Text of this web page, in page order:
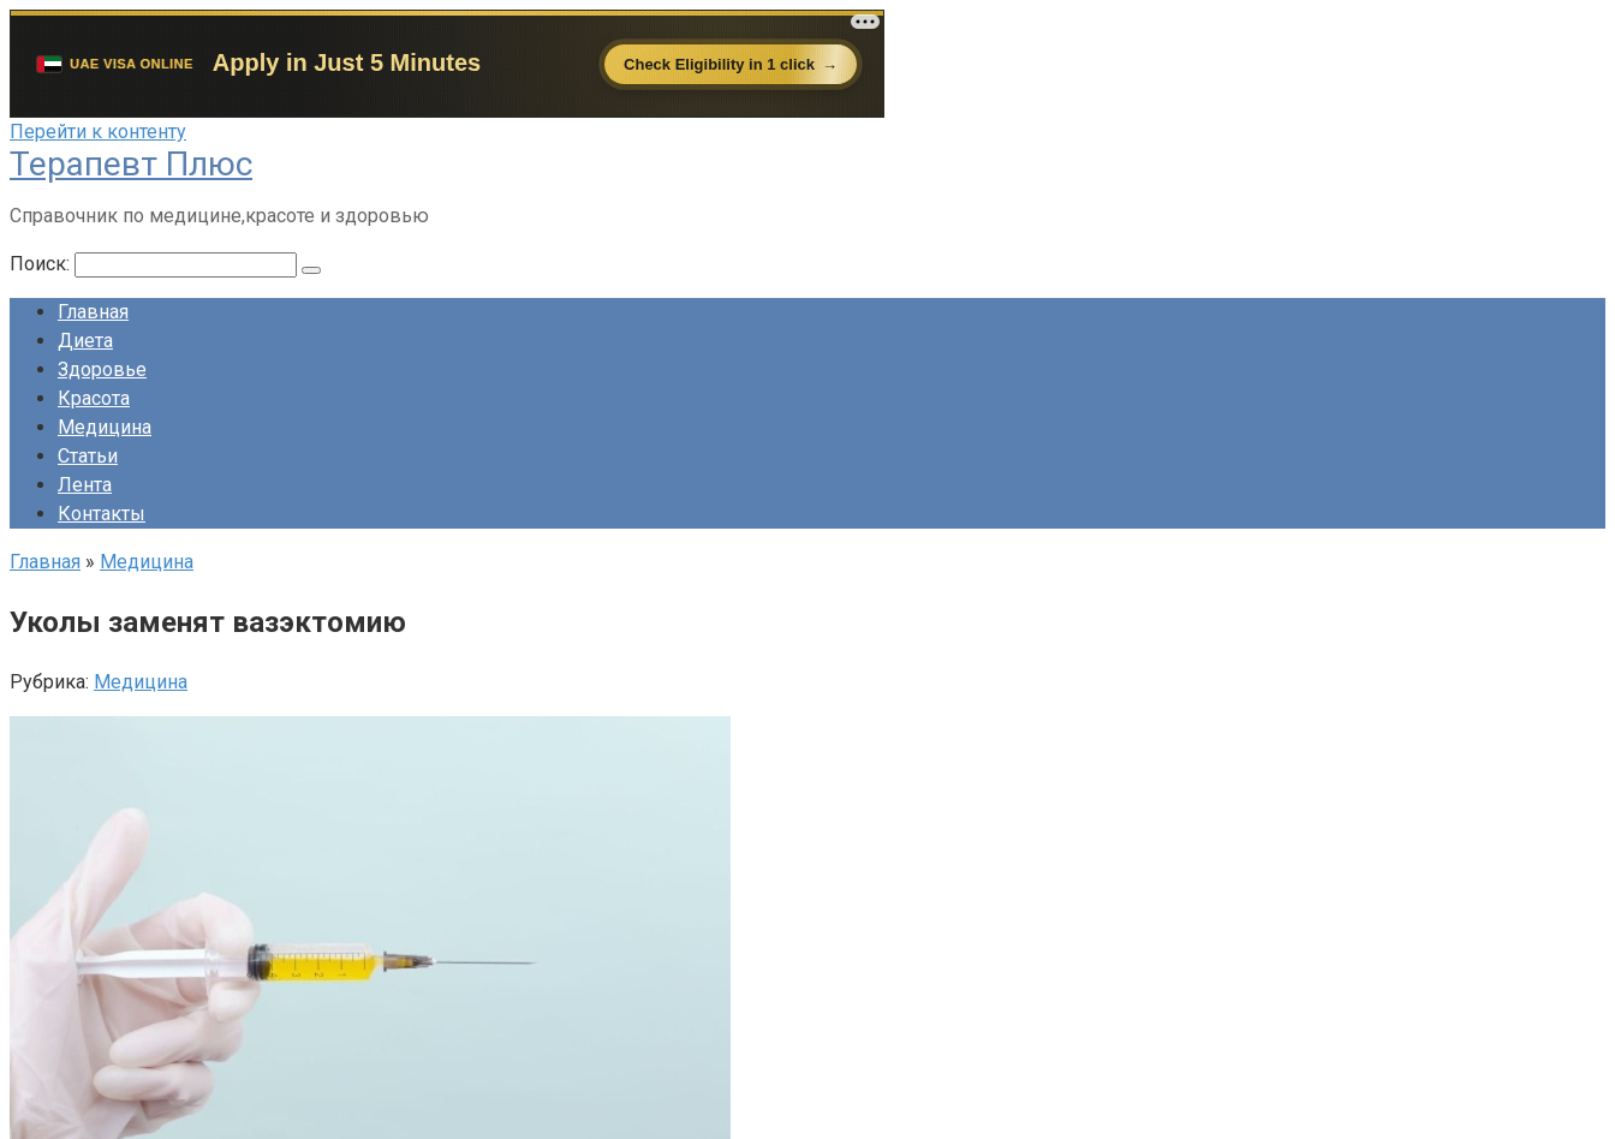
Перейти к контенту
Терапевт Плюс
Справочник по медицине,красоте и здоровью
Поиск:
Главная
Диета
Здоровье
Красота
Медицина
Статьи
Лента
Контакты
Главная » Медицина
Уколы заменят вазэктомию
Рубрика: Медицина